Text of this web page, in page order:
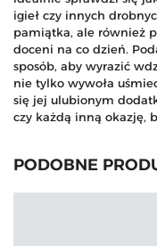
igieł czy innych
pamiątka, ale również
doceni na co dzień.
sposób, aby wyrazić
nie tylko wywoła
się jej ulubionym
czy każdą inną okazję,
PODOBNE